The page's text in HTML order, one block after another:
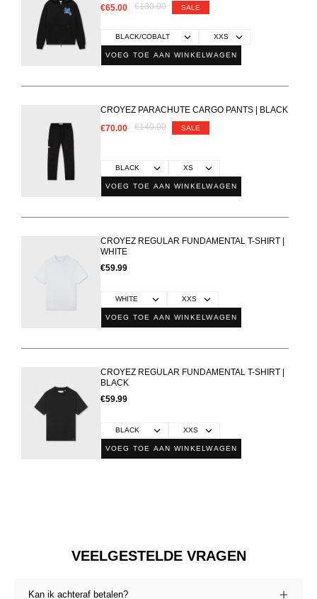
€65.00
€130.00 SALE
VOEG TOE AAN WINKELWAGEN
CROYEZ PARACHUTE CARGO PANTS | BLACK
€70.00
€140.00 SALE
VOEG TOE AAN WINKELWAGEN
CROYEZ REGULAR FUNDAMENTAL T-SHIRT |
WHITE
€59.99
VOEG TOE AAN WINKELWAGEN
CROYEZ REGULAR FUNDAMENTAL T-SHIRT |
BLACK
€59.99
VOEG TOE AAN WINKELWAGEN
VEELGESTELDE VRAGEN
Kan ik achteraf betalen?